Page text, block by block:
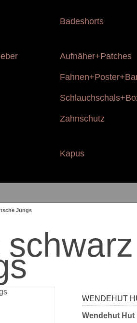
Badeshorts
Aufnäher+Patches
Zahnschutz
Kapus
Jungs
WENDEHUT
Wendehut